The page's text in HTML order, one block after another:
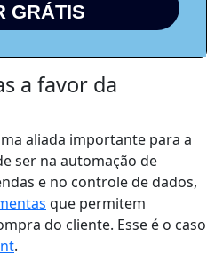
GRÁTIS
a favor da
aliada importante para a
ser na automação de
e no controle de dados,
que permitem
do cliente. Esse é o caso
.